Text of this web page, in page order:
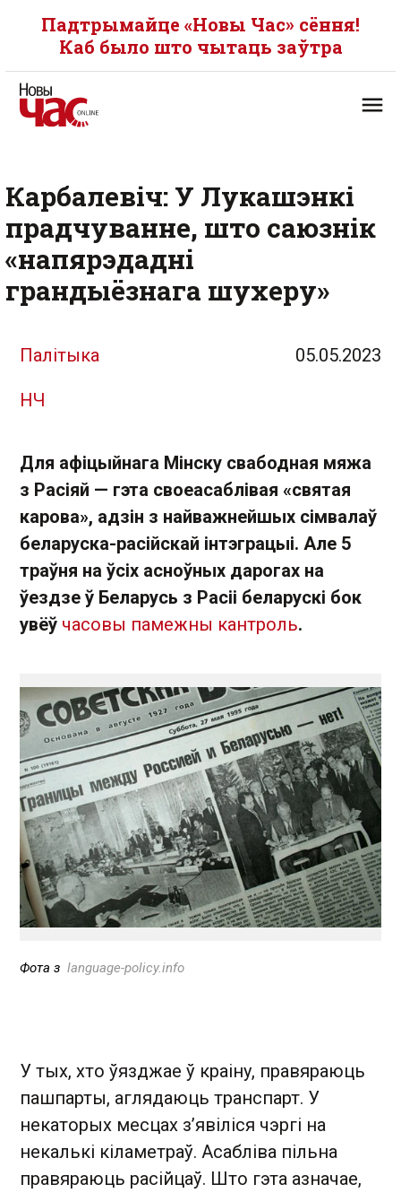
Падтрымайце «Новы Час» сёння!
Каб было што чытаць заўтра
Карбалевіч: У Лукашэнкі
прадчуванне, што саюзнік
«напярэдадні
грандыёзнага шухеру»
Палітыка 05.05.2023
НЧ
Для афіцыйнага Мінску свабодная мяжа
з Расіяй — гэта своеасаблівая «святая
карова», адзін з найважнейшых сімвалаў
беларуска-расійскай інтэграцыі. Але 5
траўня на ўсіх асноўных дарогах на
ўездзе ў Беларусь з Расіі беларускі бок
увёў часовы памежны кантроль.
Фота з language-policy.info
У тых, хто ўязджае ў краіну, правяраюць
пашпарты, аглядаюць транспарт. У
некаторых месцах з’явіліся чэргі на
некалькі кіламетраў. Асабліва пільна
правяраюць расійцаў. Што гэта азначае,